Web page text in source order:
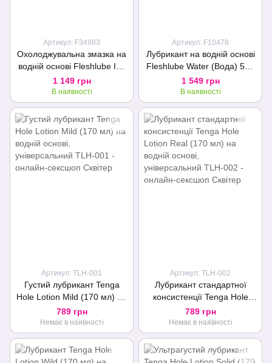
Артикул: F34983
Охолоджувальна змазка на
водній основі Fleshlube Ice
(Лід) 250 мл
1 149 грн
В наявності
Артикул: F10478
Лубрикант на водній основі
Fleshlube Water (Вода) 500
мл
1 549 грн
В наявності
Артикул: TLH-001
Густий лубрикант Tenga
Hole Lotion Mild (170 мл) на
водній основі,
універсальний
789 грн
Немає в наявності
Артикул: TLH-002
Лубрикант стандартної
консистенції Tenga Hole
Lotion Real (170 мл) на
водній основі,
універсальний
789 грн
Немає в наявності